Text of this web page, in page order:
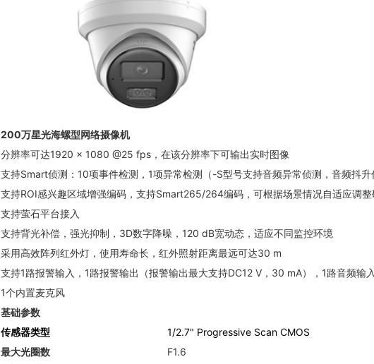
200万星光海螺型网络摄像机
分辨率可达1920 × 1080 @25 fps，在该分辨率下可输出实时图像
支持Smart侦测：10项事件检测，1项异常检测（-S型号支持音频异常侦测，音频抖升
支持ROI感兴趣区域增强编码，支持Smart265/264编码，可根据场景情况自适应调
支持萤石平台接入
支持背光补偿，强光抑制，3D数字降噪，120 dB宽动态，适应不同监控环境
采用高效阵列红外灯，使用寿命长，红外照射距离最远可达30 m
支持1路报警输入，1路报警输出（报警输出最大支持DC12 V，30 mA），1路音频输
1个内置麦克风
基础参数
传感器类型
1/2.7" Progressive Scan CMOS
最大光圈数
F1.6